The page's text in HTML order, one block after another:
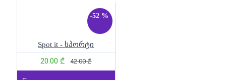
-52 %
Spot it - სპორტი
20.00 ₾ 42.00 ₾